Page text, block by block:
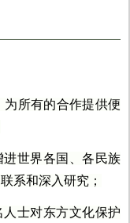
所有的合作提供便
世界各国、各民族
系和深入研究；
士对东方文化保护